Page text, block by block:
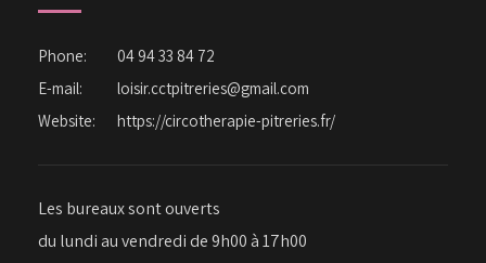
Phone:
04 94 33 84 72
E-mail:
loisir.cctpitreries@gmail.com
Website:
https://circotherapie-pitreries.fr/
Les bureaux sont ouverts
du lundi au vendredi de 9h00 à 17h00